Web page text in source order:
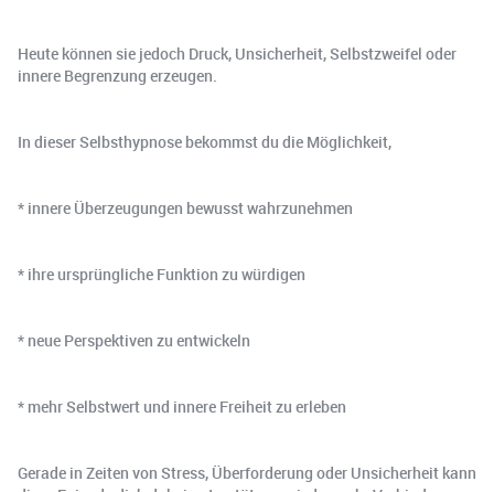
Heute können sie jedoch Druck, Unsicherheit, Selbstzweifel oder
innere Begrenzung erzeugen.
In dieser Selbsthypnose bekommst du die Möglichkeit,
* innere Überzeugungen bewusst wahrzunehmen
* ihre ursprüngliche Funktion zu würdigen
* neue Perspektiven zu entwickeln
* mehr Selbstwert und innere Freiheit zu erleben
Gerade in Zeiten von Stress, Überforderung oder Unsicherheit kann